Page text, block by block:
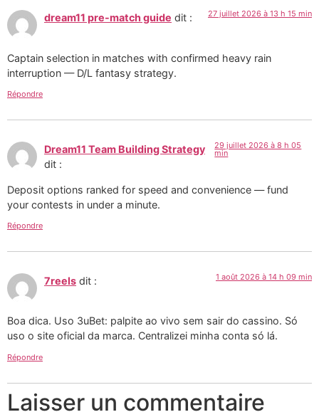
dream11 pre-match guide dit : 27 juillet 2026 à 13 h 15 min
Captain selection in matches with confirmed heavy rain
interruption — D/L fantasy strategy.
Répondre
Dream11 Team Building Strategy
dit :
29 juillet 2026 à 8 h 05
min
Deposit options ranked for speed and convenience — fund
your contests in under a minute.
Répondre
7reels dit : 1 août 2026 à 14 h 09 min
Boa dica. Uso 3uBet: palpite ao vivo sem sair do cassino. Só
uso o site oficial da marca. Centralizei minha conta só lá.
Répondre
Laisser un commentaire